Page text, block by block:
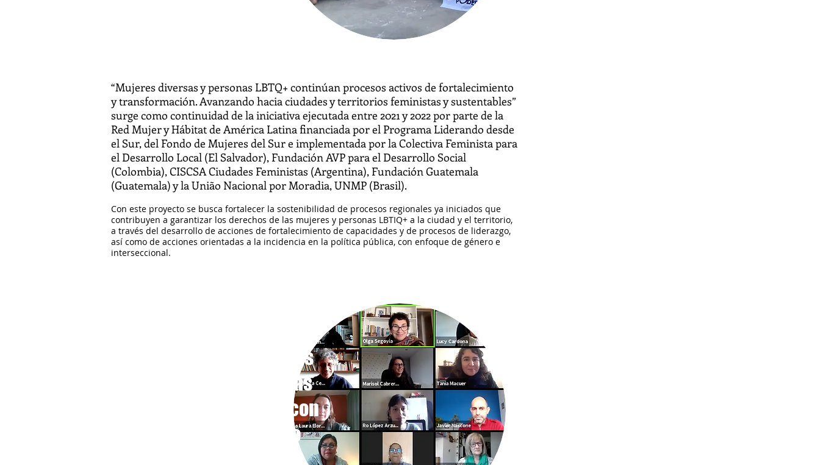
“Mujeres diversas y personas LBTQ+ continúan procesos activos de fortalecimiento
y transformación. Avanzando hacia ciudades y territorios feministas y sustentables”
surge como continuidad de la iniciativa ejecutada entre 2021 y 2022 por parte de la
Red Mujer y Hábitat de América Latina financiada por el Programa Liderando desde
el Sur, del Fondo de Mujeres del Sur​ e implementada por la Colectiva Feminista para
el Desarrollo Local (El Salvador), Fundación AVP para el Desarrollo Social
(Colombia), CISCSA Ciudades Feministas (Argentina), Fundación Guatemala
(Guatemala) y la União Nacional por Moradia, UNMP (Brasil).
Con este proyecto se busca fortalecer la sostenibilidad de procesos regionales ya iniciados que
contribuyen a garantizar los derechos de las mujeres y personas LBTIQ+ a la ciudad y el territorio,
a través del desarrollo de acciones de fortalecimiento de capacidades y de procesos de liderazgo,
así como de acciones orientadas a la incidencia en la política pública, con enfoque de género e
interseccional.
Ciudades y Territorios
que cuidan: Sistemas
locales de cuidado con
enfoque de género